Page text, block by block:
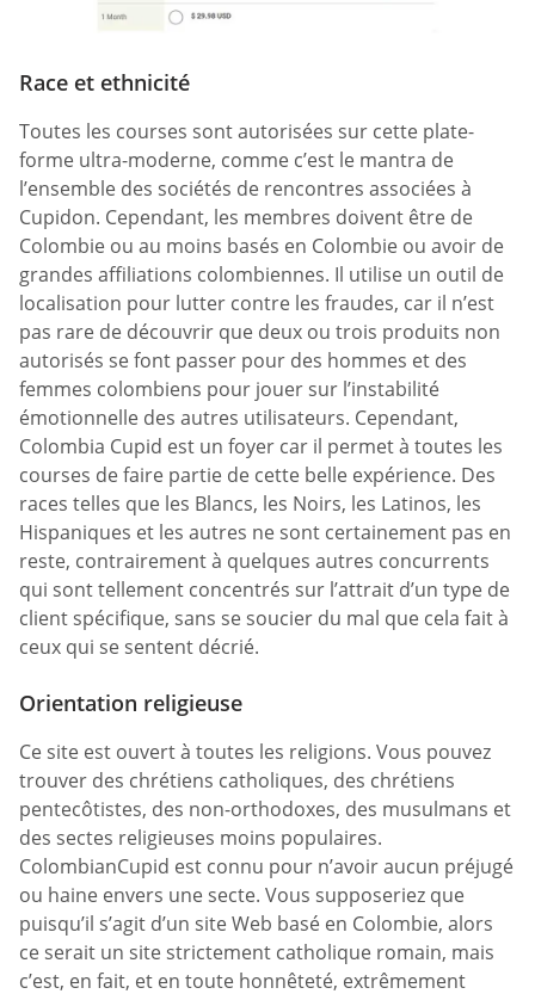
Race et ethnicité
Toutes les courses sont autorisées sur cette plate-
forme ultra-moderne, comme c’est le mantra de
l’ensemble des sociétés de rencontres associées à
Cupidon. Cependant, les membres doivent être de
Colombie ou au moins basés en Colombie ou avoir de
grandes affiliations colombiennes. Il utilise un outil de
localisation pour lutter contre les fraudes, car il n’est
pas rare de découvrir que deux ou trois produits non
autorisés se font passer pour des hommes et des
femmes colombiens pour jouer sur l’instabilité
émotionnelle des autres utilisateurs. Cependant,
Colombia Cupid est un foyer car il permet à toutes les
courses de faire partie de cette belle expérience. Des
races telles que les Blancs, les Noirs, les Latinos, les
Hispaniques et les autres ne sont certainement pas en
reste, contrairement à quelques autres concurrents
qui sont tellement concentrés sur l’attrait d’un type de
client spécifique, sans se soucier du mal que cela fait à
ceux qui se sentent décrié.
Orientation religieuse
Ce site est ouvert à toutes les religions. Vous pouvez
trouver des chrétiens catholiques, des chrétiens
pentecôtistes, des non-orthodoxes, des musulmans et
des sectes religieuses moins populaires.
ColombianCupid est connu pour n’avoir aucun préjugé
ou haine envers une secte. Vous supposeriez que
puisqu’il s’agit d’un site Web basé en Colombie, alors
ce serait un site strictement catholique romain, mais
c’est, en fait, et en toute honnêteté, extrêmement